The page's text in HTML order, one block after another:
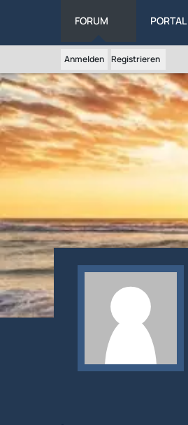
FORUM PORTAL
Anmelden Registrieren